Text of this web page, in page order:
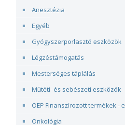
Anesztézia
Egyéb
Gyógyszerporlasztó eszközök
Légzéstámogatás
Mesterséges táplálás
Műtéti- és sebészeti eszközök
OEP Finanszírozott termékek -
Onkológia